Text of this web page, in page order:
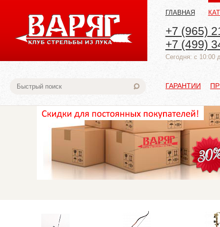
ГЛАВНАЯ
+7 (965)
+7 (499)
Cегодня: с 10:00
ГАРАНТИИ